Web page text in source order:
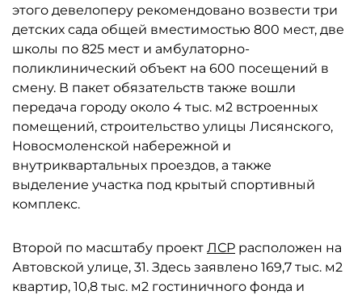
этого девелоперу рекомендовано возвести три
детских сада общей вместимостью 800 мест, две
школы по 825 мест и амбулаторно-
поликлинический объект на 600 посещений в
смену. В пакет обязательств также вошли
передача городу около 4 тыс. м2 встроенных
помещений, строительство улицы Лисянского,
Новосмоленской набережной и
внутриквартальных проездов, а также
выделение участка под крытый спортивный
комплекс.
Второй по масштабу проект ЛСР расположен на
Автовской улице, 31. Здесь заявлено 169,7 тыс. м2
квартир, 10,8 тыс. м2 гостиничного фонда и